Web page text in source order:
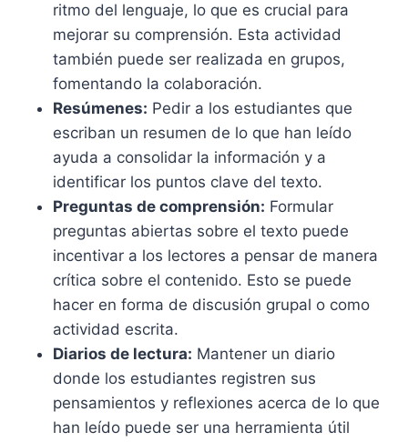
ritmo del lenguaje, lo que es crucial para
mejorar su comprensión. Esta actividad
también puede ser realizada en grupos,
fomentando la colaboración.
Resúmenes: Pedir a los estudiantes que
escriban un resumen de lo que han leído
ayuda a consolidar la información y a
identificar los puntos clave del texto.
Preguntas de comprensión: Formular
preguntas abiertas sobre el texto puede
incentivar a los lectores a pensar de manera
crítica sobre el contenido. Esto se puede
hacer en forma de discusión grupal o como
actividad escrita.
Diarios de lectura: Mantener un diario
donde los estudiantes registren sus
pensamientos y reflexiones acerca de lo que
han leído puede ser una herramienta útil